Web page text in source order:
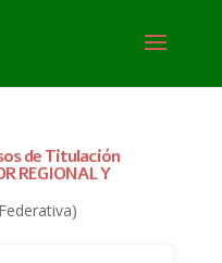
de Titulación
REGIONAL Y